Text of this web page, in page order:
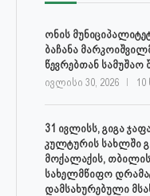
ონის
ბაჩანა
წევრებთან სამუშაო
ივლისი 30, 2026 10
31 ივლისს, გიგა
კულტურის სახლში
მოქალაქის,
სახელმწიფო
დამსახურებული